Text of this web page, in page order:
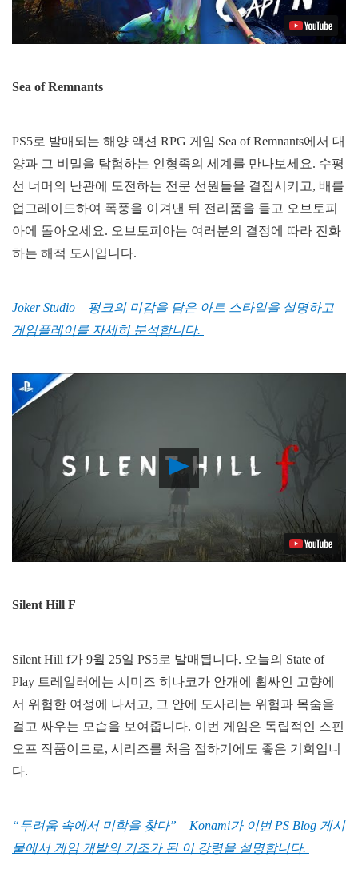
Sea of Remnants
PS5로 발매되는 해양 액션 RPG 게임 Sea of Remnants에서 대
양과 그 비밀을 탐험하는 인형족의 세계를 만나보세요. 수평
선 너머의 난관에 도전하는 전문 선원들을 결집시키고, 배를
업그레이드하여 폭풍을 이겨낸 뒤 전리품을 들고 오브토피
아에 돌아오세요. 오브토피아는 여러분의 결정에 따라 진화
하는 해적 도시입니다.
Joker Studio – 펑크의 미감을 담은 아트 스타일을 설명하고
게임플레이를 자세히 분석합니다.
Play
Video
Silent Hill F
Silent Hill f가 9월 25일 PS5로 발매됩니다. 오늘의 State of
Play 트레일러에는 시미즈 히나코가 안개에 휩싸인 고향에
서 위험한 여정에 나서고, 그 안에 도사리는 위험과 목숨을
걸고 싸우는 모습을 보여줍니다. 이번 게임은 독립적인 스핀
오프 작품이므로, 시리즈를 처음 접하기에도 좋은 기회입니
다.
“두려움 속에서 미학을 찾다” – Konami가 이번 PS Blog 게시
물에서 게임 개발의 기조가 된 이 강령을 설명합니다.